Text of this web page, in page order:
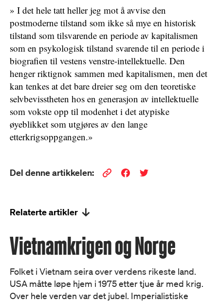
» I det hele tatt heller jeg mot å avvise den
postmoderne tilstand som ikke så mye en historisk
tilstand som tilsvarende en periode av kapitalismen
som en psykologisk tilstand svarende til en periode i
biografien til vestens venstre-intellektuelle. Den
henger riktignok sammen med kapitalismen, men det
kan tenkes at det bare dreier seg om den teoretiske
selvbevisstheten hos en generasjon av intellektuelle
som vokste opp til modenhet i det atypiske
øyeblikket som utgjøres av den lange
etterkrigsoppgangen.»
Del denne artikkelen:
Relaterte artikler
Vietnamkrigen og Norge
Folket i Vietnam seira over verdens rikeste land.
USA måtte løpe hjem i 1975 etter tjue år med krig.
Over hele verden var det jubel. Imperialistiske